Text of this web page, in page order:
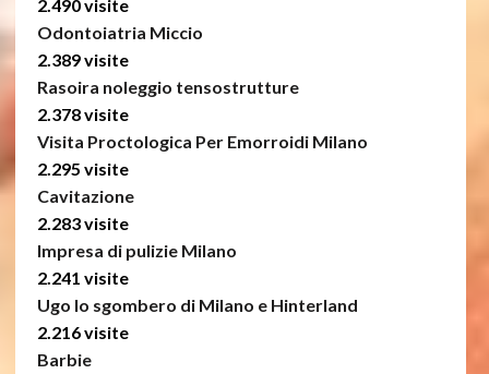
2.490 visite
Odontoiatria Miccio
2.389 visite
Rasoira noleggio tensostrutture
2.378 visite
Visita Proctologica Per Emorroidi Milano
2.295 visite
Cavitazione
2.283 visite
Impresa di pulizie Milano
2.241 visite
Ugo lo sgombero di Milano e Hinterland
2.216 visite
Barbie